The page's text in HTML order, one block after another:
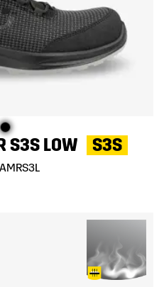
S3S LOW S3S